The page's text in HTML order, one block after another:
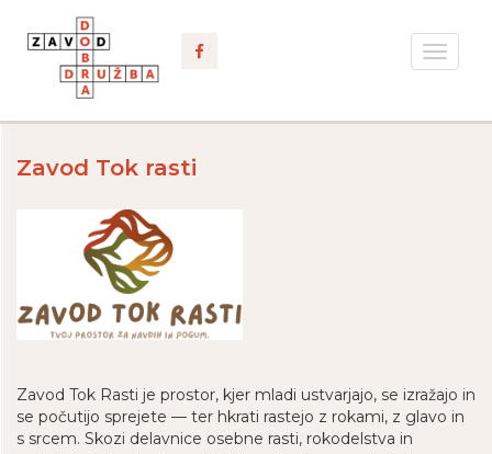
Toggle
Zavod Tok rasti
Zavod Tok Rasti je prostor, kjer mladi ustvarjajo, se izražajo in
se počutijo sprejete — ter hkrati rastejo z rokami, z glavo in
s srcem. Skozi delavnice osebne rasti, rokodelstva in